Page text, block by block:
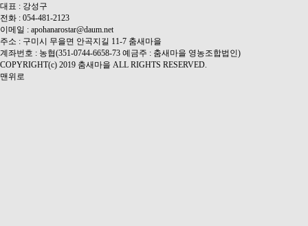
대표 : 강성구
전화 : 054-481-2123
이메일 : apohanarostar@daum.net
주소 : 구미시 무을면 안곡지길 11-7 춤새마을
계좌번호 : 농협(351-0744-6658-73 예금주 : 춤새마을 영농조합법인)
COPYRIGHT(c) 2019 춤새마을 ALL RIGHTS RESERVED.
맨위로